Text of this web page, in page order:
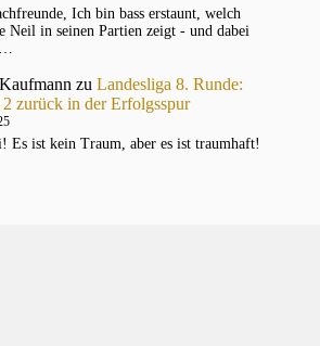
Ich bin bass erstaunt, welch
Neil in seinen Partien zeigt - und dabei
zu Landesliga 8. Runde:
2 zurück in der Erfolgsspur
Es ist kein Traum, aber es ist traumhaft!